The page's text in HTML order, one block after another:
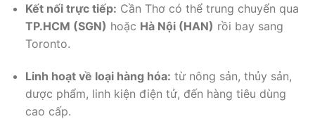
Kết nối trực tiếp: Cần Thơ có thể trung chuyển qua
TP.HCM (SGN) hoặc Hà Nội (HAN) rồi bay sang
Toronto.
Linh hoạt về loại hàng hóa: từ nông sản, thủy sản,
dược phẩm, linh kiện điện tử, đến hàng tiêu dùng
cao cấp.